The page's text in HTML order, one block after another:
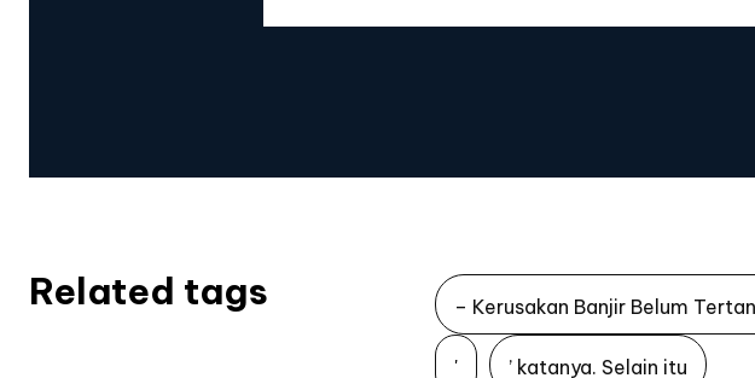
Related tags – Kerusakan Banjir Belum
' ’ katanya. Selain itu